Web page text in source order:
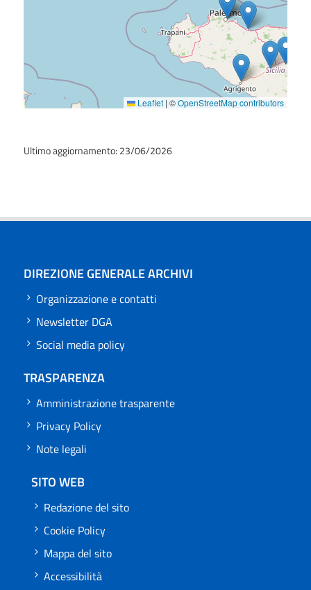
Leaflet | ©OpenStreetMap contributors
Ultimo aggiornamento: 23/06/2026
DIREZIONE GENERALE ARCHIVI
Organizzazione e contatti
Newsletter DGA
Social media policy
TRASPARENZA
Amministrazione trasparente
Privacy Policy
Note legali
SITO WEB
Redazione del sito
Cookie Policy
Mappa del sito
Accessibilità